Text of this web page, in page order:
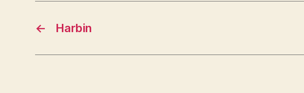
← Harbin